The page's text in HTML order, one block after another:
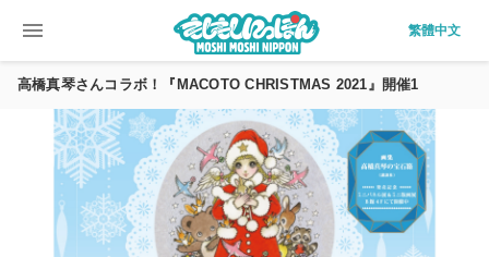
menu 繁體中文
高橋真琴さんコラボ！『MACOTO CHRISTMAS 2021』開催1